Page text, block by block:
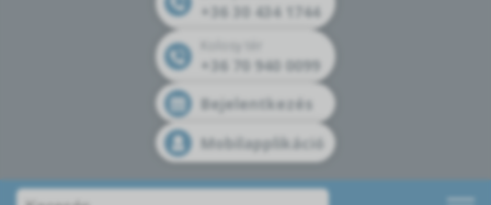
+36 30 434 1744
+36 70 940 0099
Bejelentkezés
Mobilapplikáció